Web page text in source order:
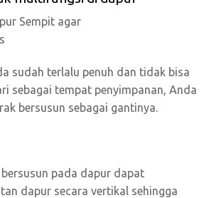
sudah terlalu penuh dan tidak bisa
sebagai tempat penyimpanan, Anda
bersusun sebagai gantinya.
pada dapur dapat
dapur secara vertikal sehingga